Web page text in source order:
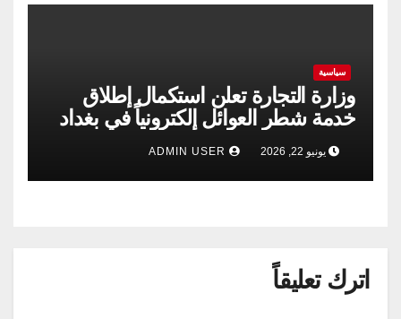
سياسية
وزارة التجارة تعلن استكمال إطلاق
خدمة شطر العوائل إلكترونياً في بغداد
وجميع المحافظات
يونيو 22, 2026
اترك تعليقاً